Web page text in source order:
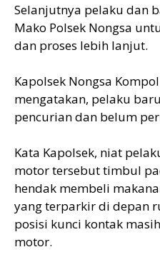
Selanjutnya pelaku dan
Mako Polsek Nongsa
dan proses lebih lanjut.
Kapolsek Nongsa
mengatakan, pelaku
pencurian dan belum
Kata Kapolsek, niat
motor tersebut timbul
hendak membeli
yang terparkir di depan
posisi kunci kontak
motor.